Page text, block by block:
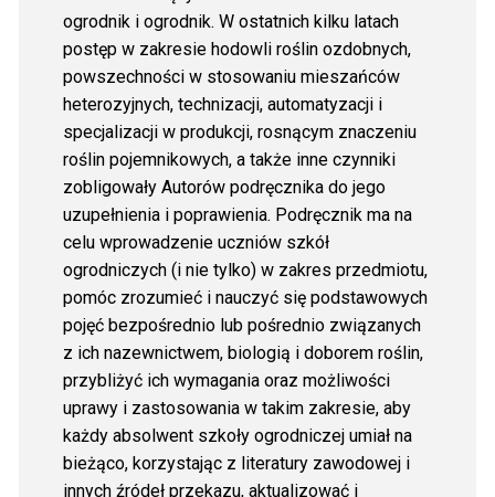
ogrodnik i ogrodnik. W ostatnich kilku latach
postęp w zakresie hodowli roślin ozdobnych,
powszechności w stosowaniu mieszańców
heterozyjnych, technizacji, automatyzacji i
specjalizacji w produkcji, rosnącym znaczeniu
roślin pojemnikowych, a także inne czynniki
zobligowały Autorów podręcznika do jego
uzupełnienia i poprawienia. Podręcznik ma na
celu wprowadzenie uczniów szkół
ogrodniczych (i nie tylko) w zakres przedmiotu,
pomóc zrozumieć i nauczyć się podstawowych
pojęć bezpośrednio lub pośrednio związanych
z ich nazewnictwem, biologią i doborem roślin,
przybliżyć ich wymagania oraz możliwości
uprawy i zastosowania w takim zakresie, aby
każdy absolwent szkoły ogrodniczej umiał na
bieżąco, korzystając z literatury zawodowej i
innych źródeł przekazu, aktualizować i